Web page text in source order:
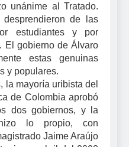
unánime al Tratado.
de las
estudiantes y por
El gobierno de Álvaro
estas genuinas
y populares.
la mayoría uribista del
de Colombia aprobó
dos gobiernos, y la
lo propio, con
Jaime Araújo